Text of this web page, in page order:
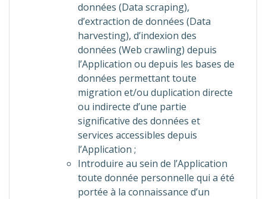
données (Data scraping),
d’extraction de données (Data
harvesting), d’indexion des
données (Web crawling) depuis
l’Application ou depuis les bases de
données permettant toute
migration et/ou duplication directe
ou indirecte d’une partie
significative des données et
services accessibles depuis
l’Application ;
Introduire au sein de l’Application
toute donnée personnelle qui a été
portée à la connaissance d’un